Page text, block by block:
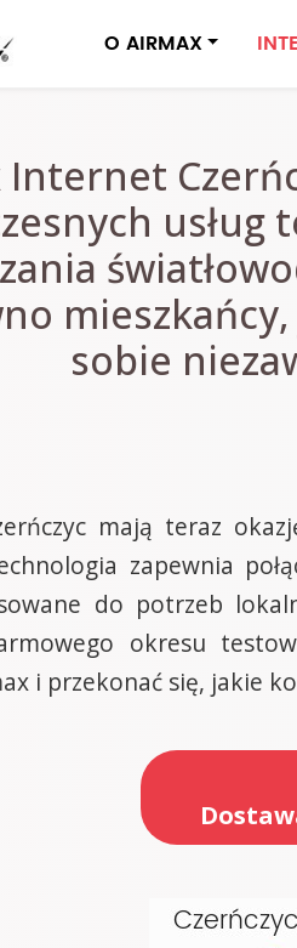
O AIRMAX
sobie
mają teraz
zapewnia
do potrzeb
okresu
i przekonać się, jakie